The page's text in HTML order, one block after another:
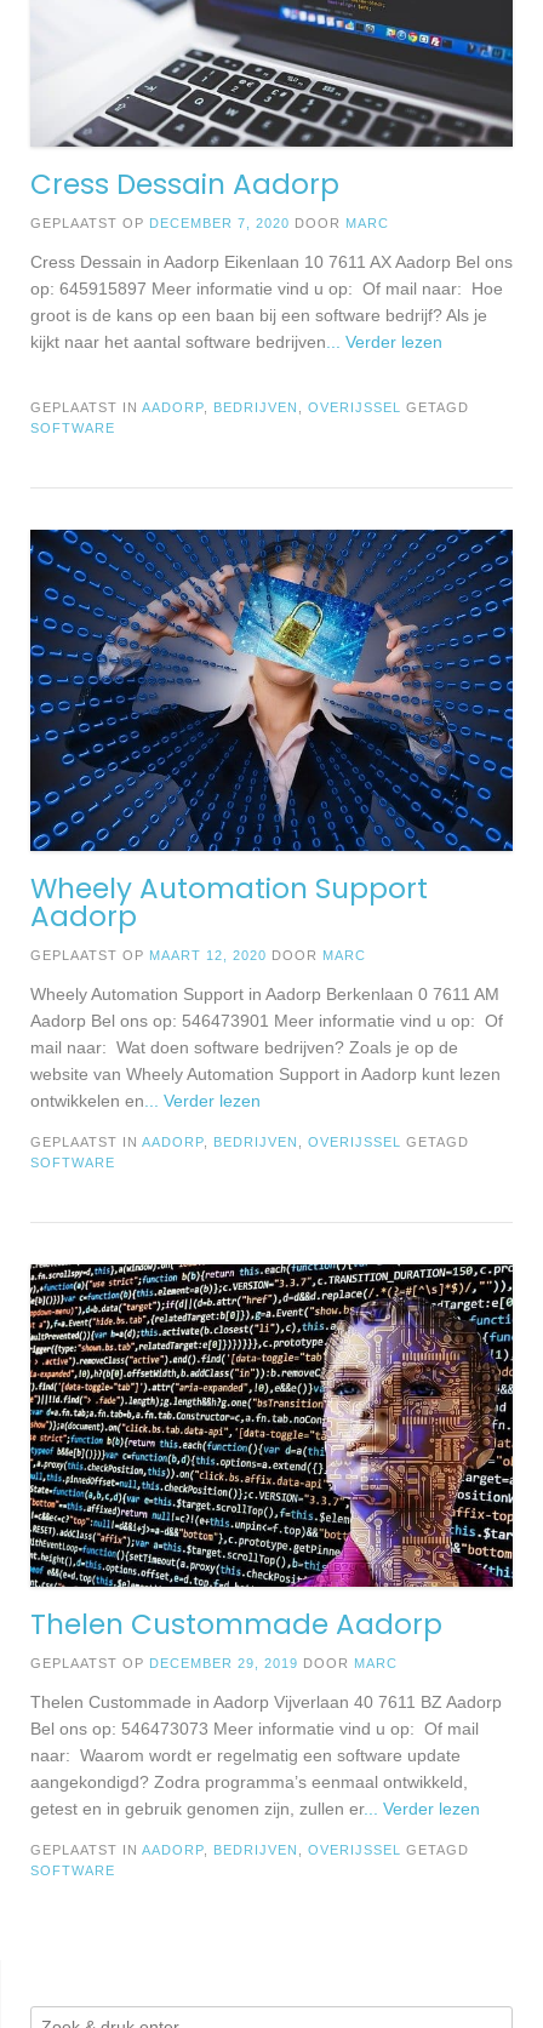
Cress Dessain Aadorp
GEPLAATST OP DECEMBER 7, 2020 DOOR MARC
Cress Dessain in Aadorp Eikenlaan 10 7611 AX Aadorp Bel ons
op: 645915897 Meer informatie vind u op: Of mail naar: Hoe
groot is de kans op een baan bij een software bedrijf? Als je
kijkt naar het aantal software bedrijven ... Verder lezen
GEPLAATST IN AADORP BEDRIJVEN OVERIJSSEL
GETAGD
SOFTWARE
Wheely Automation Support
Aadorp
GEPLAATST OP MAART 12, 2020 DOOR MARC
Wheely Automation Support in Aadorp Berkenlaan 0 7611 AM
Aadorp Bel ons op: 546473901 Meer informatie vind u op: Of
mail naar: Wat doen software bedrijven? Zoals je op de
website van Wheely Automation Support in Aadorp kunt lezen
ontwikkelen en ... Verder lezen
GEPLAATST IN AADORP BEDRIJVEN OVERIJSSEL
GETAGD
SOFTWARE
Thelen Custommade Aadorp
GEPLAATST OP DECEMBER 29, 2019 DOOR MARC
Thelen Custommade in Aadorp Vijverlaan 40 7611 BZ Aadorp
Bel ons op: 546473073 Meer informatie vind u op: Of mail
naar: Waarom wordt er regelmatig een software update
aangekondigd? Zodra programma’s eenmaal ontwikkeld,
getest en in gebruik genomen zijn, zullen er... Verder lezen
GEPLAATST IN AADORP BEDRIJVEN OVERIJSSEL
GETAGD
SOFTWARE